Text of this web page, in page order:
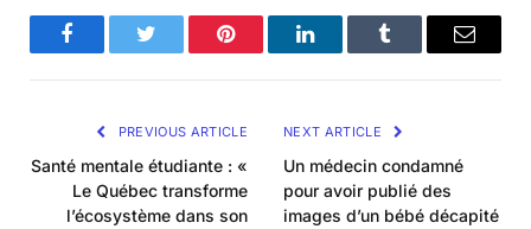
FacebookTwitter Pinterest LinkedInTumblr Email
PREVIOUS ARTICLE
Santé mentale étudiante : «
Le Québec transforme
l’écosystème dans son
NEXT ARTICLE
Un médecin condamné
pour avoir publié des
images d’un bébé décapité